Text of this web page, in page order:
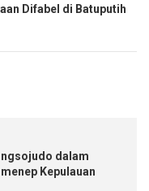
Difabel di Batuputih
dalam
Kepulauan